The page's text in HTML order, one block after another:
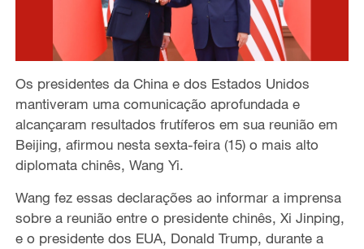
Os presidentes da China e dos Estados Unidos
mantiveram uma comunicação aprofundada e
alcançaram resultados frutíferos em sua reunião em
Beijing, afirmou nesta sexta-feira (15) o mais alto
diplomata chinês, Wang Yi.
Wang fez essas declarações ao informar a imprensa
sobre a reunião entre o presidente chinês, Xi Jinping,
e o presidente dos EUA, Donald Trump, durante a